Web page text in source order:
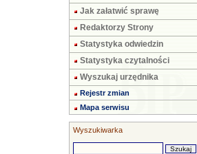
Jak załatwić sprawę
Redaktorzy Strony
Statystyka odwiedzin
Statystyka czytalności
Wyszukaj urzędnika
Rejestr zmian
Mapa serwisu
Wyszukiwarka